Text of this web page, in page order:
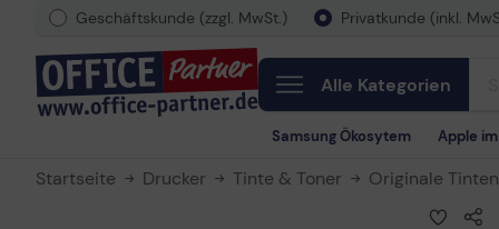
Geschäftskunde (zzgl. MwSt.) Privatkunde (inkl.
Alle Kategorien
Samsung Ökosytem Apple
Startseite Drucker Tinte & Toner Originale